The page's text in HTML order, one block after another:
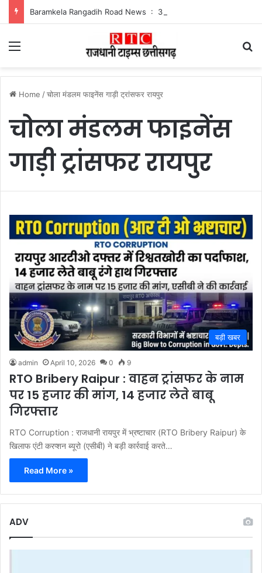
Menu
Home /चोला मंडलम फाइनेंस गाड़ी ट्रांसफर रायपुर
चोला मंडलम फाइनेंस
गाड़ी ट्रांसफर रायपुर
बड़ी खबर
admin April 10, 2026 0 9
RTO Bribery Raipur : वाहन ट्रांसफर के नाम
पर 15 हजार की मांग, 14 हजार लेते बाबू
गिरफ्तार
RTO Corruption : राजधानी रायपुर में भ्रष्टाचार (RTO Bribery Raipur) के
खिलाफ एंटी करप्शन ब्यूरो (एसीबी) ने बड़ी कार्रवाई करते…
Read More »
ADV